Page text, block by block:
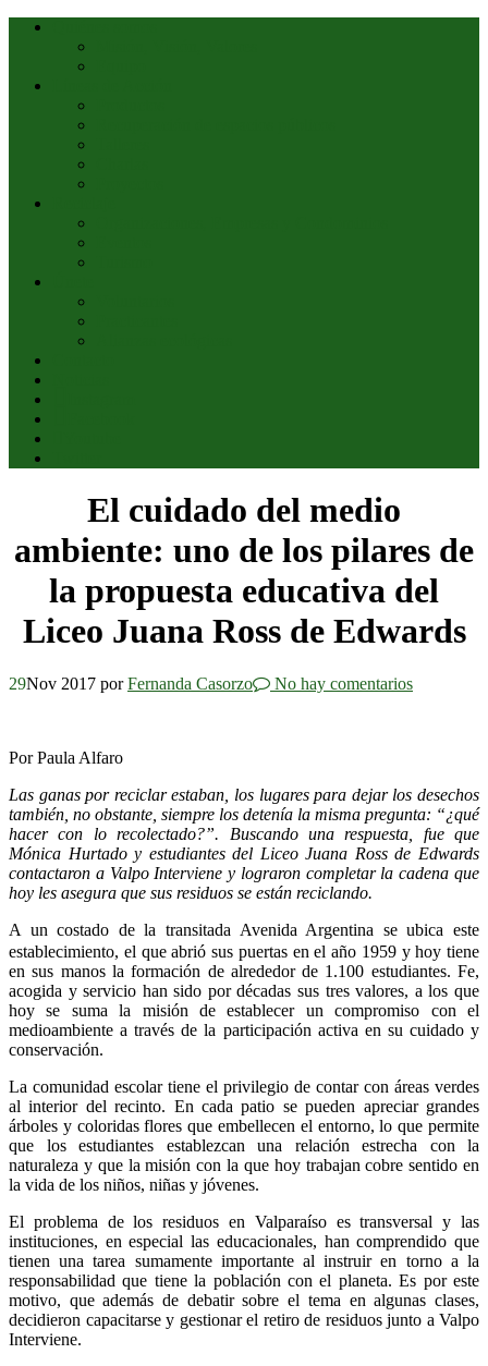
El cuidado del medio
ambiente: uno de los pilares de
la propuesta educativa del
Liceo Juana Ross de Edwards
29Nov 2017 porFernanda Casorzo No hay comentarios
Por Paula Alfaro
Las ganas por reciclar estaban, los lugares para dejar los desechos
también, no obstante, siempre los detenía la misma pregunta: “¿qué
hacer con lo recolectado?”. Buscando una respuesta, fue que
Mónica Hurtado y estudiantes del Liceo Juana Ross de Edwards
contactaron a Valpo Interviene y lograron completar la cadena que
hoy les asegura que sus residuos se están reciclando.
A un costado de la transitada Avenida Argentina se ubica este
establecimiento, el que abrió sus puertas en el año 1959 y hoy tiene
en sus manos la formación de alrededor de 1.100 estudiantes. Fe,
acogida y servicio han sido por décadas sus tres valores, a los que
hoy se suma la misión de establecer un compromiso con el
medioambiente a través de la participación activa en su cuidado y
conservación.
La comunidad escolar tiene el privilegio de contar con áreas verdes
al interior del recinto. En cada patio se pueden apreciar grandes
árboles y coloridas flores que embellecen el entorno, lo que permite
que los estudiantes establezcan una relación estrecha con la
naturaleza y que la misión con la que hoy trabajan cobre sentido en
la vida de los niños, niñas y jóvenes.
El problema de los residuos en Valparaíso es transversal y las
instituciones, en especial las educacionales, han comprendido que
tienen una tarea sumamente importante al instruir en torno a la
responsabilidad que tiene la población con el planeta. Es por este
motivo, que además de debatir sobre el tema en algunas clases,
decidieron capacitarse y gestionar el retiro de residuos junto a Valpo
Interviene.